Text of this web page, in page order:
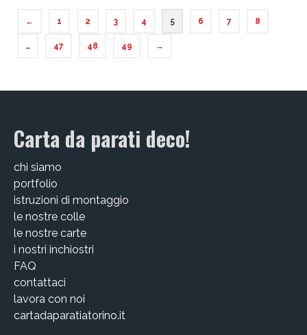
← 1 2 3 4 5 6 7 8
… 47 48 49 →
Carta da parati deco!
chi siamo
portfolio
istruzioni di montaggio
le nostre colle
le nostre carte
i nostri inchiostri
FAQ
contattaci
lavora con noi
cartadaparatiatorino.it